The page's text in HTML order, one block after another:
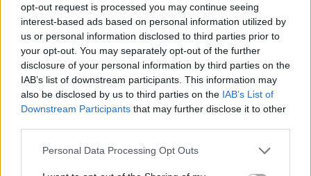
opt-out request is processed you may continue seeing
interest-based ads based on personal information utilized by
us or personal information disclosed to third parties prior to
your opt-out. You may separately opt-out of the further
disclosure of your personal information by third parties on the
IAB’s list of downstream participants. This information may
also be disclosed by us to third parties on the IAB’s List of
Downstream Participants that may further disclose it to other
Personal Data Processing Opt Outs
Életét vesztette két
halász, akiket
villámcsapás ért a Maros
partján – frissítve
Villám csapott két, a Maros partján
erőfeszítései ellenére életüket nem